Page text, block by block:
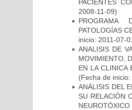
PACIENTES
2008-11-09)
PROGRAMA
PATOLOGÍAS
inicio: 2011-07-
ANALISIS DE
MOVIMIENTO,
EN LA CLINICA
(Fecha de
ANÁLISIS DEL
SU RELACIÓN
NEUROTÓXICO